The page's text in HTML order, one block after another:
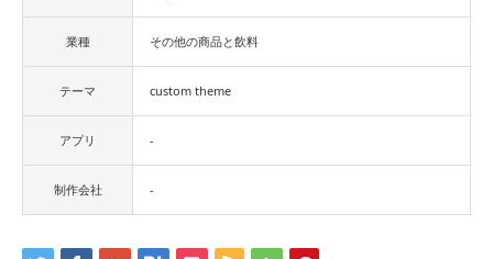
業種 その他の商品と飲料
テーマ custom theme
アプリ -
制作会社 -